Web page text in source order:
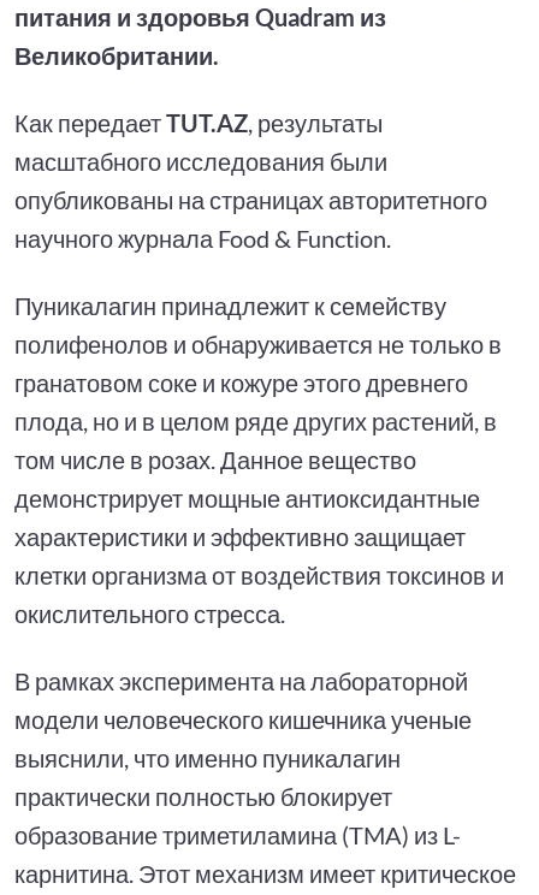
питания и здоровья Quadram из
Великобритании.
Как передаетTUT.AZ , результаты
масштабного исследования были
опубликованы на страницах авторитетного
научного журнала Food & Function.
Пуникалагин принадлежит к семейству
полифенолов и обнаруживается не только в
гранатовом соке и кожуре этого древнего
плода, но и в целом ряде других растений, в
том числе в розах. Данное вещество
демонстрирует мощные антиоксидантные
характеристики и эффективно защищает
клетки организма от воздействия токсинов и
окислительного стресса.
В рамках эксперимента на лабораторной
модели человеческого кишечника ученые
выяснили, что именно пуникалагин
практически полностью блокирует
образование триметиламина (TMA) из L-
карнитина. Этот механизм имеет критическое